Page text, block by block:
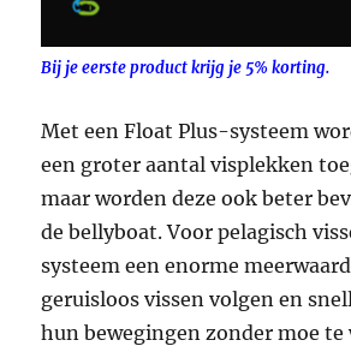
Bij je eerste product krijg je 5% korting.
Met een Float Plus-systeem
een groter aantal visplekken
maar worden deze ook beter
de bellyboat. Voor pelagisch
systeem een enorme
geruisloos vissen volgen en
hun bewegingen zonder moe te